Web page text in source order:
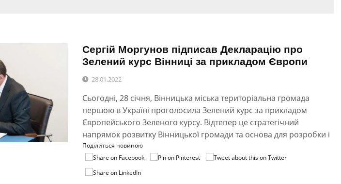
Сергій Моргунов підписав Декларацію про
Зелений курс Вінниці за прикладом Європи
28.01.2022
Сьогодні, 28 січня, Вінницька міська територіальна громада
першою в Україні проголосила Зелений курс за прикладом
Європейського Зеленого курсу. Відтепер це стратегічний
напрямок розвитку Вінницької громади та основа для розробки і
Поділиться новиною